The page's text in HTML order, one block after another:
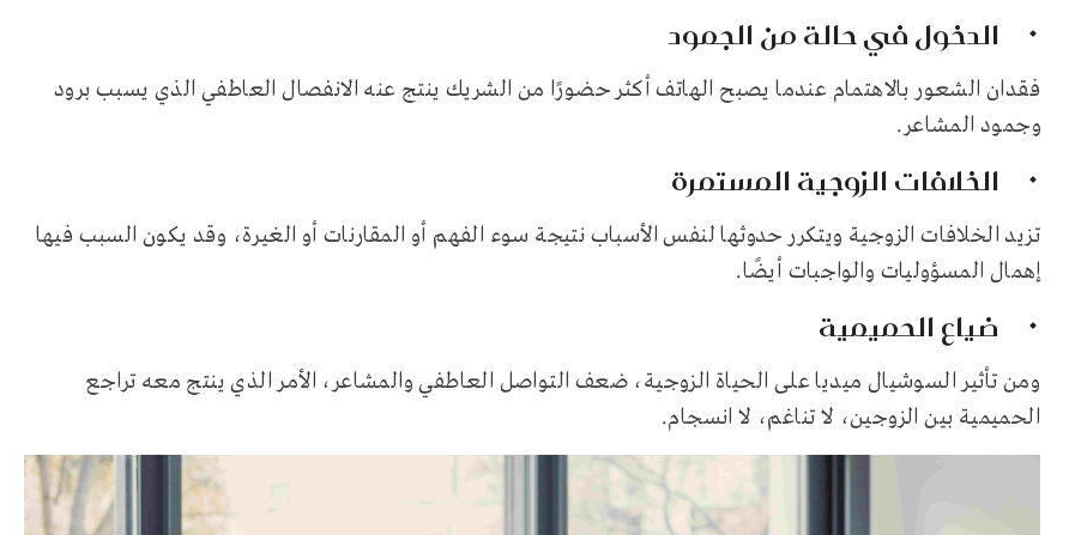
الدخول في حالة من الجمود
فقدان الشعور بالاهتمام عندما يصبح الهاتف أكثر حضورًا من الشريك ينتج عنه الانفصال العاطفي الذي يسبب برود
وجمود المشاعر.
الخلافات الزوجية المستمرة
تزيد الخلافات الزوجية ويتكرر حدوثها لنفس الأسباب نتيجة سوء الفهم أو المقارنات أو الغيرة، وقد يكون السبب فيها
إهمال المسؤوليات والواجبات أيضًا.
ضياع الحميمية
ومن تأثير السوشيال ميديا على الحياة الزوجية، ضعف التواصل العاطفي والمشاعر، الأمر الذي ينتج معه تراجع
الحميمية بين الزوجين، لا تناغم، لا انسجام.